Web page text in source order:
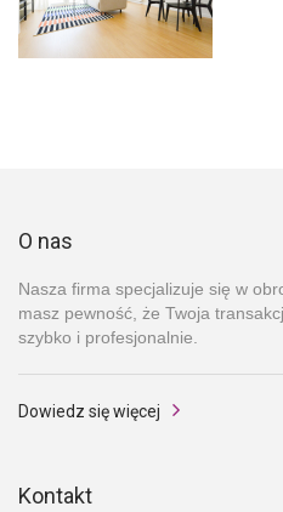
O nas
Nasza firma specjalizuje się w
masz pewność, że Twoja
szybko i profesjonalnie.
Dowiedz się więcej
Kontakt